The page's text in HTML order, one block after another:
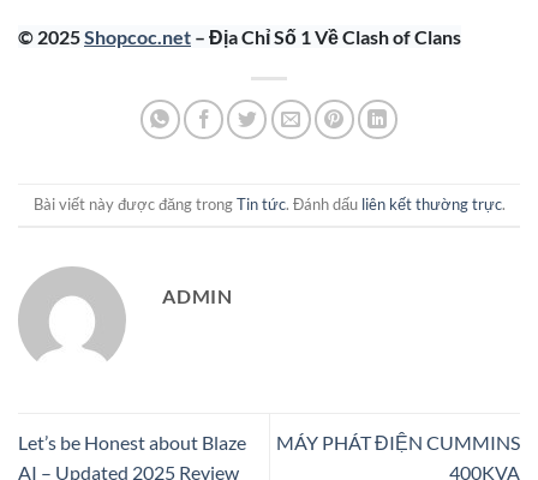
© 2025Shopcoc.net – Địa Chỉ Số 1 Về Clash of Clans
Bài viết này được đăng trongTin tức. Đánh dấu liên kết thường trực.
ADMIN
Let’s be Honest about Blaze
AI – Updated 2025 Review
MÁY PHÁT ĐIỆN CUMMINS
400KVA